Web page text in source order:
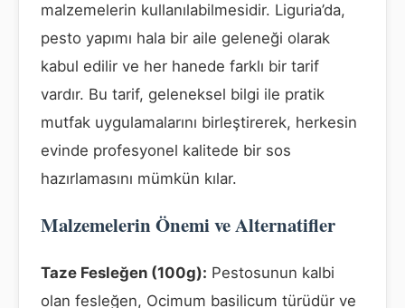
malzemelerin kullanılabilmesidir. Liguria’da,
pesto yapımı hala bir aile geleneği olarak
kabul edilir ve her hanede farklı bir tarif
vardır. Bu tarif, geleneksel bilgi ile pratik
mutfak uygulamalarını birleştirerek, herkesin
evinde profesyonel kalitede bir sos
hazırlamasını mümkün kılar.
Malzemelerin Önemi ve Alternatifler
Taze Fesleğen (100g): Pestosunun kalbi
olan fesleğen, Ocimum basilicum türüdür ve